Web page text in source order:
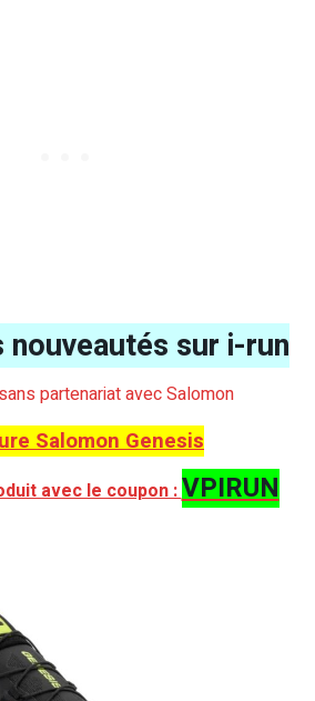
nouveautés sur i-run
partenariat avec Salomon
Salomon Genesis
avec le coupon :VPIRUN